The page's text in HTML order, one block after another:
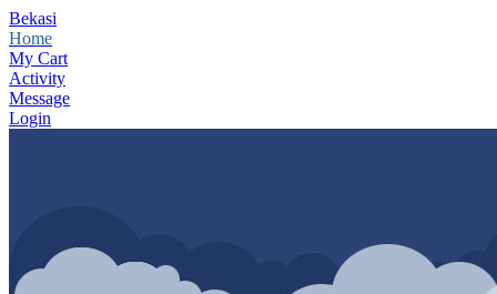
Bekasi
Home
My Cart
Activity
Message
Login